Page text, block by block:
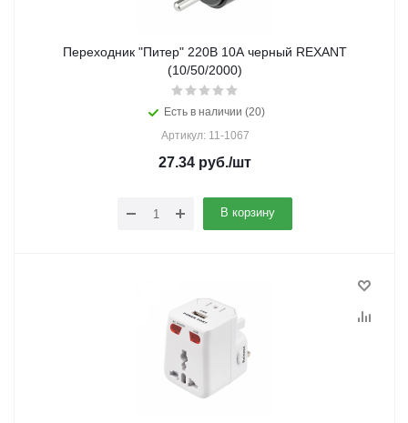
Переходник "Питер" 220В 10А черный REXANT
(10/50/2000)
Есть в наличии (20)
Артикул: 11-1067
27.34 руб./шт
В корзину